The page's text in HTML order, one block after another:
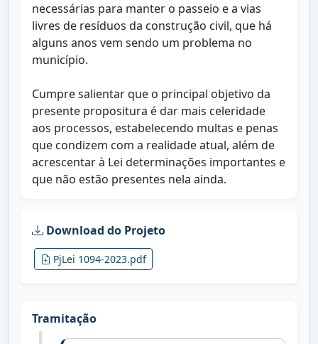
necessárias para manter o passeio e a vias
livres de resíduos da construção civil, que há
alguns anos vem sendo um problema no
município.
Cumpre salientar que o principal objetivo da
presente propositura é dar mais celeridade
aos processos, estabelecendo multas e penas
que condizem com a realidade atual, além de
acrescentar à Lei determinações importantes e
que não estão presentes nela ainda.
Download do Projeto
PjLei 1094-2023.pdf
Tramitação